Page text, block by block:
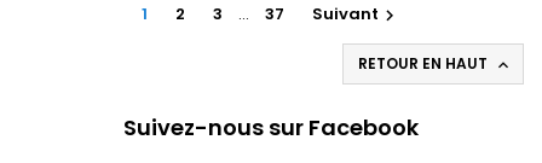
1 2 3 … 37 Suivant 
RETOUR EN HAUT 
Suivez-nous sur Facebook